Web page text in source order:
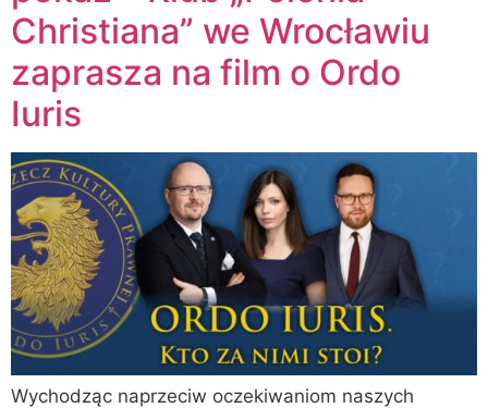
Christiana” we Wrocławiu
zaprasza na film o Ordo
Iuris
Wychodząc naprzeciw oczekiwaniom naszych